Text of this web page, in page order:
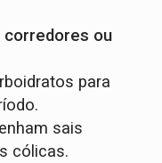
corredores ou
para
sais
cólicas.